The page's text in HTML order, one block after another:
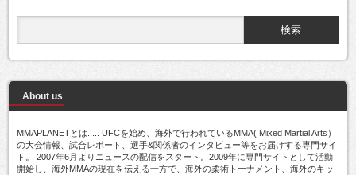
About us
MMAPLANETとは..... UFCを始め、海外で行われているMMA( Mixed Martial Arts）
の大会情報、試合レポート、選手&関係者のインタビュー等をお届けする専門サイ
ト。 2007年6月よりニュースの配信をスタート。2009年に専門サイトとして活動
開始し、海外MMAの現在を伝える一方で、海外の柔術トーナメント、海外のキッ